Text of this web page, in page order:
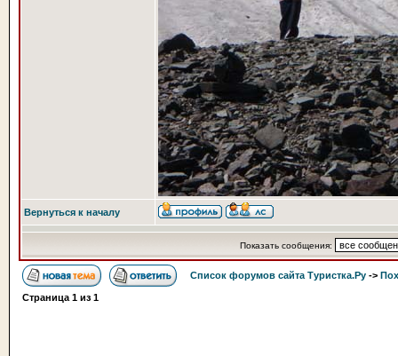
Вернуться к началу
Показать сообщения:
Список форумов сайта Туристка.Ру ->
Страница 1 из 1